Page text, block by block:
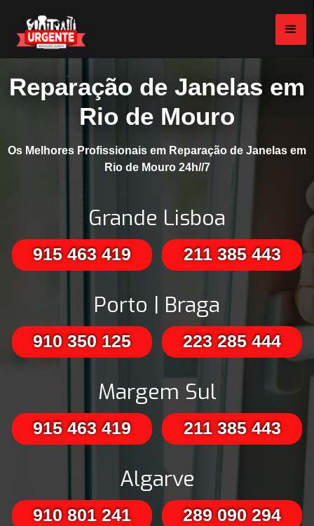
Reparação de Janelas em
Rio de Mouro
Os Melhores Profissionais em Reparação de Janelas em
Rio de Mouro 24h//7
Grande Lisboa
915 463 419 211 385 443
Porto | Braga
910 350 125 223 285 444
Margem Sul
915 463 419 211 385 443
Algarve
910 801 241 289 090 294